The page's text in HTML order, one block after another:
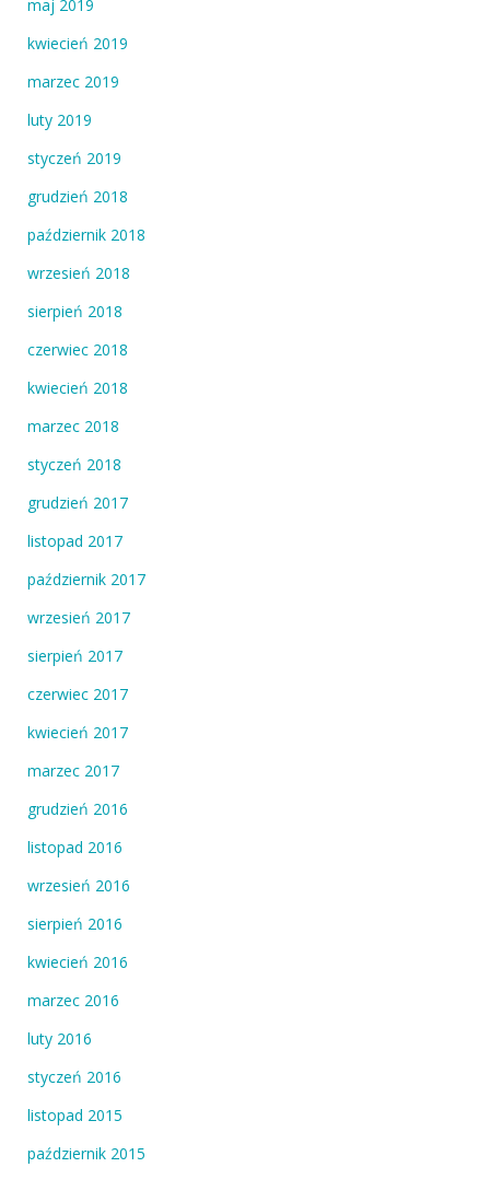
maj 2019
kwiecień 2019
marzec 2019
luty 2019
styczeń 2019
grudzień 2018
październik 2018
wrzesień 2018
sierpień 2018
czerwiec 2018
kwiecień 2018
marzec 2018
styczeń 2018
grudzień 2017
listopad 2017
październik 2017
wrzesień 2017
sierpień 2017
czerwiec 2017
kwiecień 2017
marzec 2017
grudzień 2016
listopad 2016
wrzesień 2016
sierpień 2016
kwiecień 2016
marzec 2016
luty 2016
styczeń 2016
listopad 2015
październik 2015